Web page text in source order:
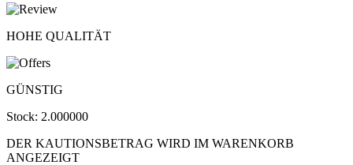
HOHE QUALITÄT
GÜNSTIG
Stock: 2.000000
DER KAUTIONSBETRAG WIRD IM WARENKORB
ANGEZEIGT